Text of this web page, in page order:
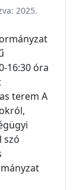
2025.
16:30 óra
terem A
szó